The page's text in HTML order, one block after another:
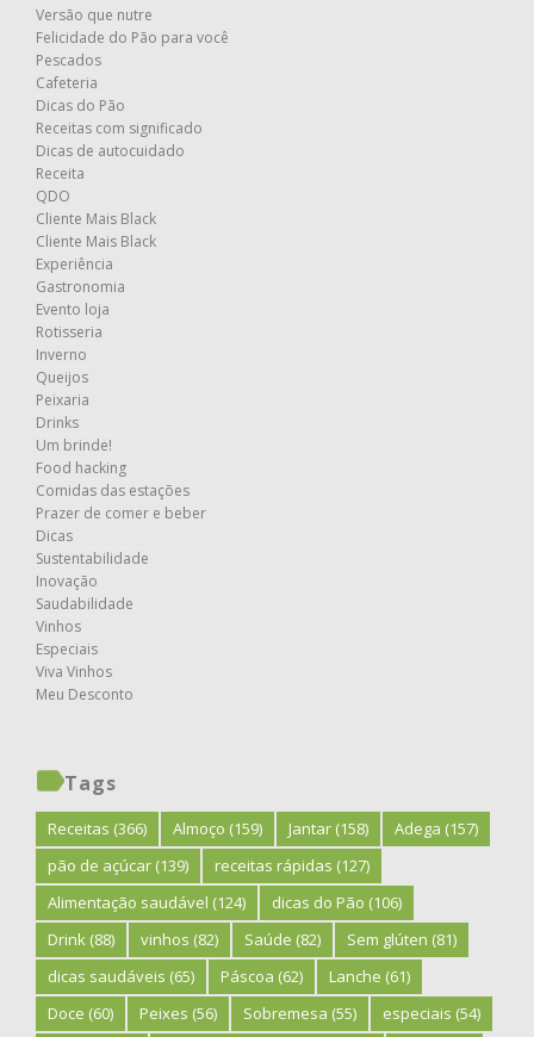
Versão que nutre
Felicidade do Pão para você
Pescados
Cafeteria
Dicas do Pão
Receitas com significado
Dicas de autocuidado
Receita
QDO
Cliente Mais Black
Cliente Mais Black
Experiência
Gastronomia
Evento loja
Rotisseria
Inverno
Queijos
Peixaria
Drinks
Um brinde!
Food hacking
Comidas das estações
Prazer de comer e beber
Dicas
Sustentabilidade
Inovação
Saudabilidade
Vinhos
Especiais
Viva Vinhos
Meu Desconto
Tags
Receitas (366) Almoço (159) Jantar (158) Adega (157)
pão de açúcar (139) receitas rápidas (127)
Alimentação saudável (124) dicas do Pão (106)
Drink (88) vinhos (82) Saúde (82) Sem glúten (81)
dicas saudáveis (65) Páscoa (62) Lanche (61)
Doce (60) Peixes (56) Sobremesa (55) especiais (54)